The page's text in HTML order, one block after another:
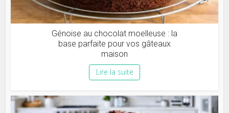
Génoise au chocolat moelleuse : la
base parfaite pour vos gâteaux
maison
Lire la suite